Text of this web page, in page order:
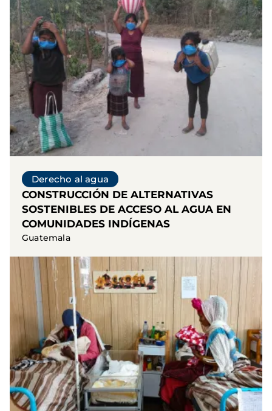
Derecho al agua
CONSTRUCCIÓN DE ALTERNATIVAS
SOSTENIBLES DE ACCESO AL AGUA EN
COMUNIDADES INDÍGENAS
Guatemala